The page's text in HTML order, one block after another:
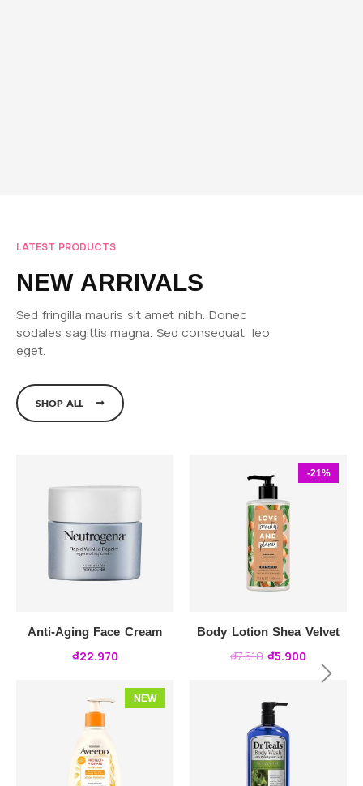
LATEST PRODUCTS
NEW ARRIVALS
Sed fringilla mauris sit amet nibh. Donec
sodales sagittis magna. Sed consequat, leo
eget.
SHOP ALL
Anti-Aging Face Cream
₫22.970
-21%
Body Lotion Shea Velvet
₫7.510 ₫5.900
NEW